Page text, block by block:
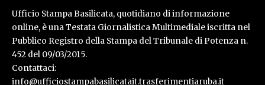
Ufficio Stampa Basilicata, quotidiano di informazione
online, è una Testata Giornalistica Multimediale iscritta nel
Pubblico Registro della Stampa del Tribunale di Potenza n.
452 del 09/03/2015.
Contattaci:
info@ufficiostampabasilicatait.trasferimentiaruba.it